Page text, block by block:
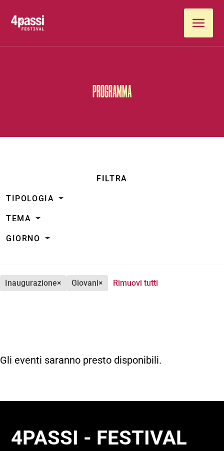
PROGRAMMA
FILTRA
TIPOLOGIA
TEMA
GIORNO
inaugurazione× giovani× Rimuovi tutti
Gli eventi saranno presto disponibili.
4PASSI - FESTIVAL